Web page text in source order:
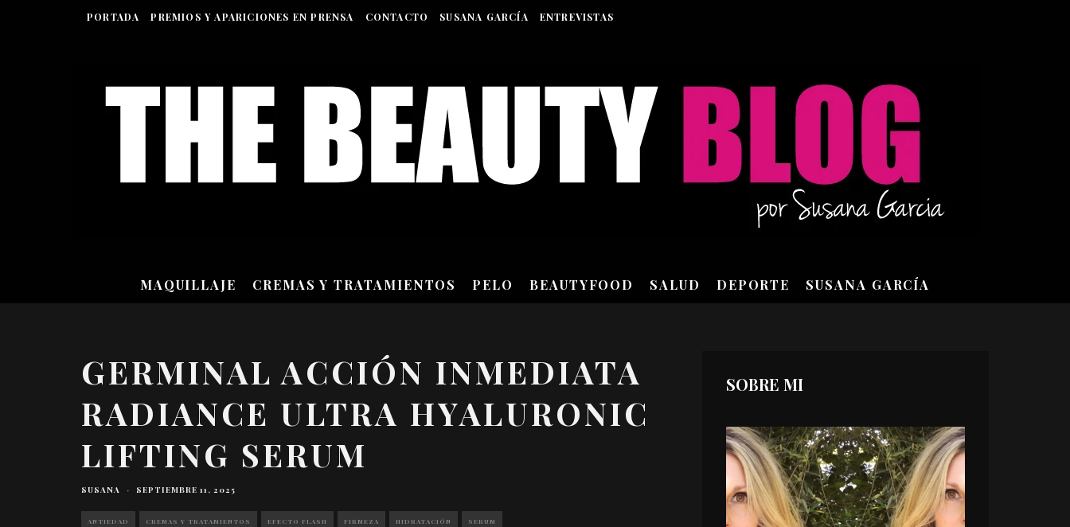
PORTADA PREMIOS Y APARICIONES EN PRENSA CONTACTO SUSANA GARCÍA ENTREVISTAS
MAQUILLAJE CREMAS Y TRATAMIENTOS PELO BEAUTYFOOD SALUD DEPORTE SUSANA GARCÍA
GERMINAL ACCIÓN INMEDIATA
RADIANCE ULTRA HYALURONIC
LIFTING SERUM
SUSANA · SEPTIEMBRE 11, 2025
ANTIEDAD CREMAS Y TRATAMIENTOS EFECTO FLASH FIRMEZA HIDRATACIÓN SERUM
SOBRE MI